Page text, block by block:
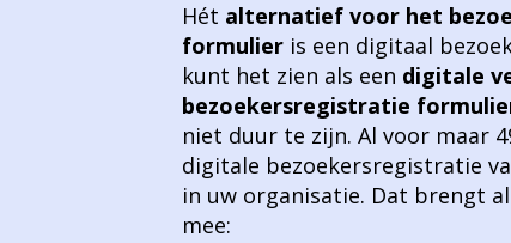
Hét alternatief voor het
formulier is een digitaal
kunt het zien als een digitale
bezoekersregistratie
niet duur te zijn. Al voor maar
digitale bezoekersregistratie
in uw organisatie. Dat brengt
mee: